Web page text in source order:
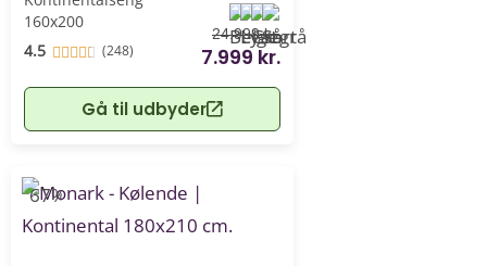
160x200
4.5
(248)
24.999 kr.
7.999 kr.
Gå til udbyder
-67%